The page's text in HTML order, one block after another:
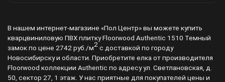
В нашем интернет-магазине «Пол Центр» вы можете купить
кварцвиниловую ПВХ плитку Floorwood Authentic 1510 Темный
замок по цене 2742 руб./м2с доставкой по городу
Новосибирску и области. Приобретите елка от производителя
Floorwood коллекции Authentic по адресу ул. Светлановская, д.
50, сектор 27, 1 этаж. У нас приятные для покупателей цены и